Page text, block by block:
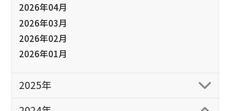
2026年04月
2026年03月
2026年02月
2026年01月
2025年